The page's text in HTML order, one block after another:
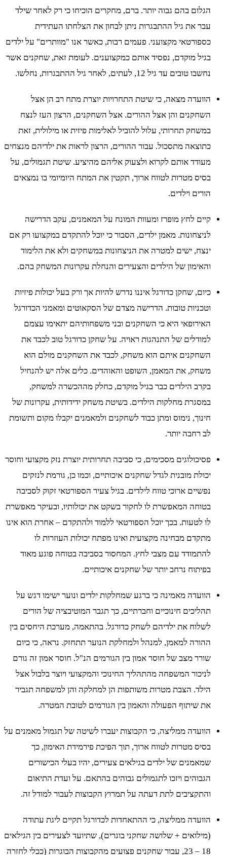
הגלום בהם גבוה יותר. ברם, מחקרים הוכיחו כי רק לאחר שילד
עבר את גיל ההתבגרות ניתן לבחון את הצלחתו העתידית
כספורטאי מקצועני. פעמים רבות, כאשר אנו "מוותרים" על ילדים
בגיל מוקדם, נפסיד אותם כמקצוענים. לעומת זאת, שחקנים אשר
נחשבו טובים עד גיל 12, לעתים, לאחר גיל ההתבגרות, נחלשו.
הוועדה מצאה, כי שיטת התחרויות יוצרת מתח רב הן אצל
השחקנים והן אצל ההורים. אצל השחקנים, הרצון העז לנצח
במשחק תחרותי, עלול להוביל לאלימות פיזית או מילולית, זאת
כתוצאה מתסכול. עבור ההורים, הרצון לראות את ילדיהם מנצחים
מעודד אותם לקרוא ולצעוק אליהם מהיציע. שיטת תגמולים, על
בסיס מטרות לטווח ארוך, תקטין את המתח היומיומי בו נמצאים
הורים וילדים.
קיים לחץ מופרז ומעוות המונח על המאמנים, עקב הדרישה
לניצחונות. מאמן ילדים, הסבור כי יוכל להתקדם במקצועו רק אם
ינצח, ישים למטרה את הניצחונות במשחקים ולא את הלימוד
והאימון של הילדים והצעירים והנחלת עקרונות המשחק בהם.
כיום, שחקן כדורגל איננו נדרש להיות אך ורק בעל יכולות פיזיות
וטכניות טובות. הדרישה מצדם של הסקאוטים ומאמני הכדורגל
האירופאי היא כי השחקנים ובני משפחותיהם יתאימו עצמם
למודלים של התנהגות ראויה. על שחקן כדורגל טוב לכבד את
השחקנים איתם הוא משחק, לכבד את השחקנים מולם הוא
משחק, את המאמן, השופט והאוהדים. כלים אלה יש להנחיל
בקרב הילדים כבר בגיל מוקדם, כחלק מההכשרה למשחק,
במסגרת מחלקות הילדים. בשיטת משחק ידידותית, עקרונות של
חינוך, נימוס ומתן כבוד לשחקנים ולמאמנים יקבלו מקום ותשומת
לב רחבה יותר.
פסיכולוגים מסכימים, כי סביבה תחרותית יוצרת נזק מקצועי וחוסר
יכולת מובנית לגדל שחקנים איכותיים, וכמו כן, גורמת לנזקים
נפשיים ארוכי טווח לילדים. בגיל צעיר הספורטאי זקוק לסביבה
בטוחה המאפשרת לו לחקור בשקט את יכולותיו, ובעיקר מאפשרת
לו לטעות. בכך יוכל הספורטאי ללמוד ולהתקדם – אחרת הוא אינו
מתקדם מבחינה מקצועית ואינו מפתח יכולות העוזרות לו
להתמודד עם מצבי לחץ. המחסור בסביבה בטוחה פוגע מאוד
בפיתוח נרחב יותר של שחקנים איכותיים.
הוועדה מאמינה כי ברגע שמחלקות ילדים ונוער ישימו דגש על
תהליכים חינוכיים וחברתיים, כך תגבר המוטיבציה של הורים
לשלוח את ילדיהם לשחק כדורגל. בהתאמה, מערכת היחסים בין
ההורה למאמן, למנהל ולמחלקת הנוער תתחזק. נראה, כי כיום
שורר מצב של חוסר אמון בין הגורמים הנ"ל. חוסר אמון זה גורם
לניכור המשפחה מהתהליך החינוכי והמקצועי ויוצר בלבול אצל
הילד. הצבת מטרות משותפות הן למחלקה והן למשפחה תגביר
את שיתוף הפעולה והאמון בין הגורמים לטובת המטרה.
הוועדה ממליצה, כי הקבוצות יעברו לשיטה של תגמול מאמנים על
בסיס מטרות לטווח ארוך, תוך הפיכת פירמידת האימון, כך
שמאמנים של ילדים בגילאים צעירים, יהיו בעלי הכישורים
הגבוהים ויזכו לתגמולים גבוהים בהתאם. על ועדת התיאום
והתקציבים לתת דעתה על תמרוץ הקבוצות לעבור למודל זה.
הוועדה ממליצה, כי ההתאחדות לכדורגל תקיים ליגת עתודה
(מילואים + שלושה שחקני בוגרים), שתיועד לצעירים בין הגילאים
18 – 23, עבור שחקנים פצועים מהקבוצות הבוגרות (ככלי לחזרה